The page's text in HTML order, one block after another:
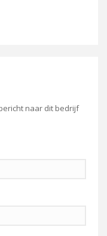
naar dit bedrijf